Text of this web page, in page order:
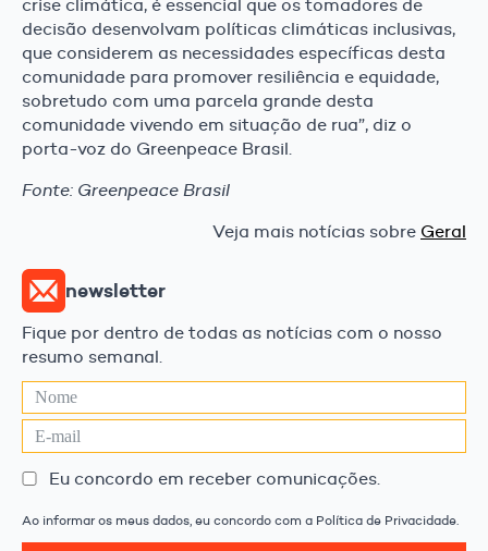
crise climática, é essencial que os tomadores de
decisão desenvolvam políticas climáticas inclusivas,
que considerem as necessidades específicas desta
comunidade para promover resiliência e equidade​,
sobretudo com uma parcela grande desta
comunidade vivendo em situação de rua”, diz o
porta-voz do Greenpeace Brasil.
Fonte: Greenpeace Brasil
Veja mais notícias sobre Geral
newsletter
Fique por dentro de todas as notícias com o nosso
resumo semanal.
Eu concordo em receber comunicações.
Ao informar os meus dados, eu concordo com a Política de Privacidade.